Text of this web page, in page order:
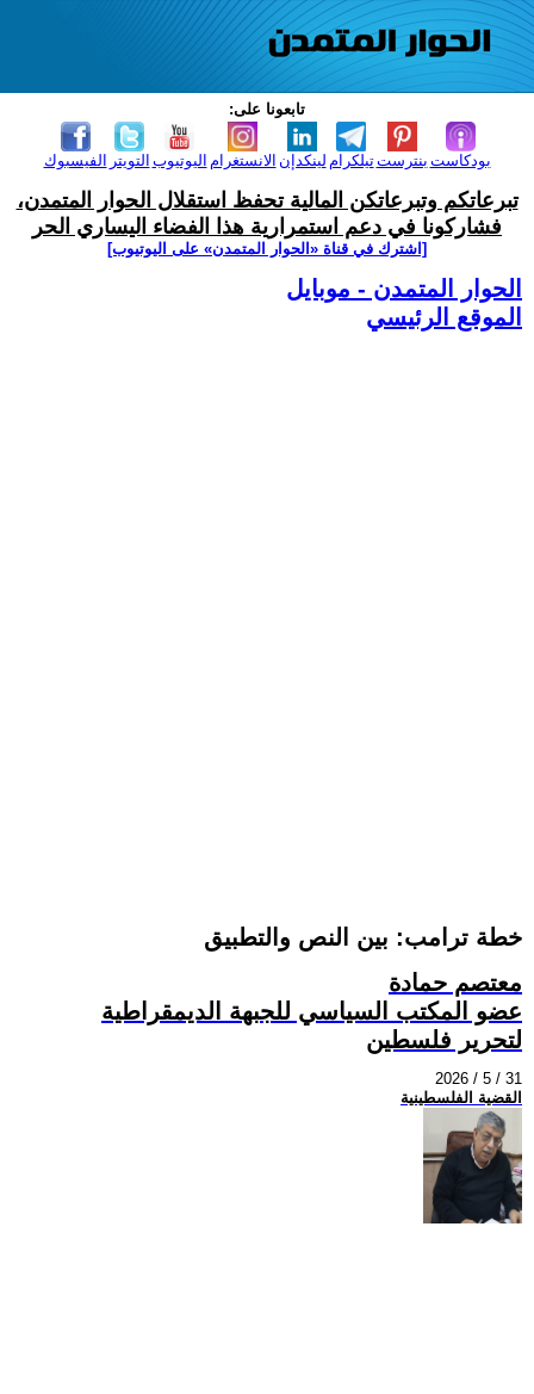
تابعونا على:
الفيسبوك التويتر اليوتيوب الانستغرام لينكدإن تيلكرامبنترست بودكاست
تبرعاتكم وتبرعاتكن المالية تحفظ استقلال الحوار المتمدن،
فشاركونا في دعم استمرارية هذا الفضاء اليساري الحر
[اشترك في قناة ‫«الحوار المتمدن» على اليوتيوب]
الحوار المتمدن - موبايل
الموقع الرئيسي
خطة ترامب: بين النص والتطبيق
معتصم حمادة
عضو المكتب السياسي للجبهة الديمقراطية
لتحرير فلسطين
2026 / 5 / 31
القضية الفلسطينية